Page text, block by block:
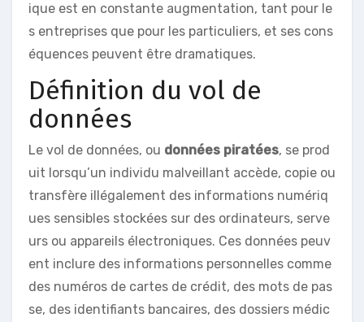
ique est en constante augmentation, tant pour le
s entreprises que pour les particuliers, et ses cons
équences peuvent être dramatiques.
Définition du vol de
données
Le vol de données, ou données piratées, se prod
uit lorsqu’un individu malveillant accède, copie ou
transfère illégalement des informations numériq
ues sensibles stockées sur des ordinateurs, serve
urs ou appareils électroniques. Ces données peuv
ent inclure des informations personnelles comme
des numéros de cartes de crédit, des mots de pas
se, des identifiants bancaires, des dossiers médic